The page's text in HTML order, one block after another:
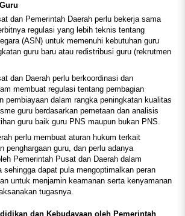
dan Pemerintah Daerah perlu bekerja sama
regulasi yang lebih teknis tentang
(ASN) untuk memenuhi kebutuhan guru
guru baru atau redistribusi guru (rekrutmen
dan Daerah perlu berkoordinasi dan
membuat regulasi tentang pembagian
pembiayaan dalam rangka peningkatan kualitas
guru berdasarkan pemetaan dan analisis
guru baik guru PNS maupun bukan PNS.
perlu membuat aturan hukum terkait
penghargaan guru, dan perlu adanya
Pemerintah Pusat dan Daerah dalam
sehingga dapat pula mengoptimalkan peran
untuk menjamin keamanan serta kenyamanan
tugasnya.
dan Kebudayaan oleh Pemerintah